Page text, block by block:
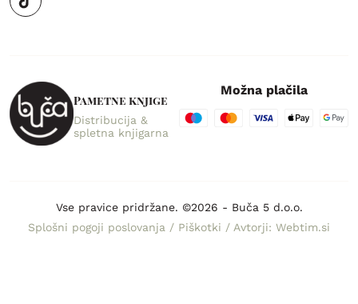
Pametne knjige
Distribucija &
spletna knjigarna
Možna plačila
Vse pravice pridržane. ©2026 - Buča 5 d.o.o.
Splošni pogoji poslovanja / Piškotki / Avtorji: Webtim.si